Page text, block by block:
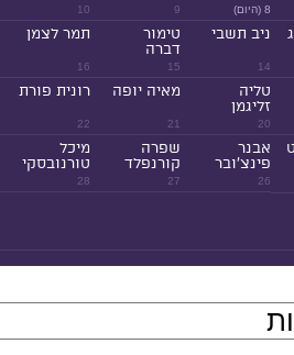
8 (היום) 9
10
14
ניב תשבי
15
טימור
דברה
16
תמר לצמן
20
טליה
זליגמן
21
מאיה יופה
22
רונית פורת
26
אבנר
פינצ'ובר
27
שפרה
קורנפלד
28
מיכל
טורנובסקי